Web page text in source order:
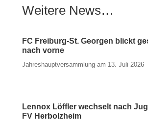
Weitere News…
FC Freiburg-St. Georgen blickt
nach vorne
Jahreshauptversammlung am 13. Juli 2026
Lennox Löffler wechselt nach
FV Herbolzheim